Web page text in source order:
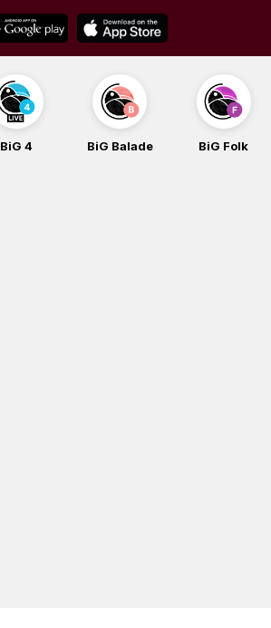
BiG Balade BiG Folk BiG iG